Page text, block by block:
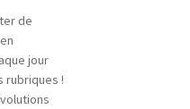
de
jour
rubriques !